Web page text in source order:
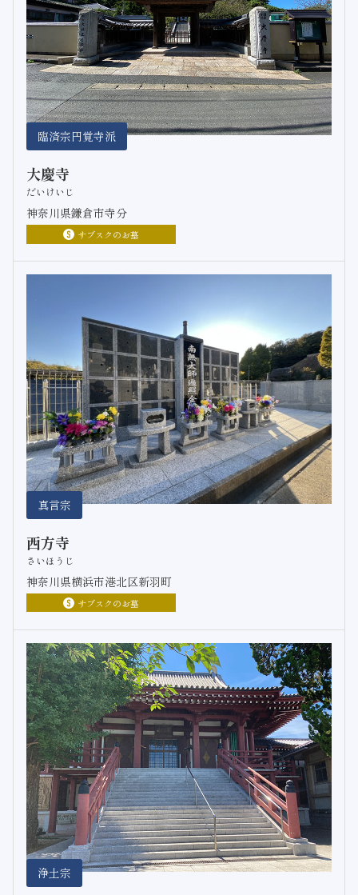
臨済宗円覚寺派
大慶寺
だいけいじ
神奈川県鎌倉市寺分
サブスクのお墓
真言宗
西方寺
さいほうじ
神奈川県横浜市港北区新羽町
サブスクのお墓
浄土宗